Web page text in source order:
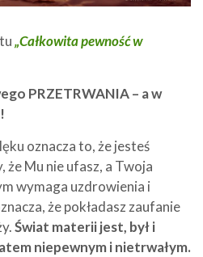
„Całkowita pewność w
PRZETRWANIA – a w
oznacza to, że jesteś
Mu nie ufasz, a Twoja
wymaga uzdrowienia i
że pokładasz zaufanie
Świat materii jest, był i
niepewnym i nietrwałym.